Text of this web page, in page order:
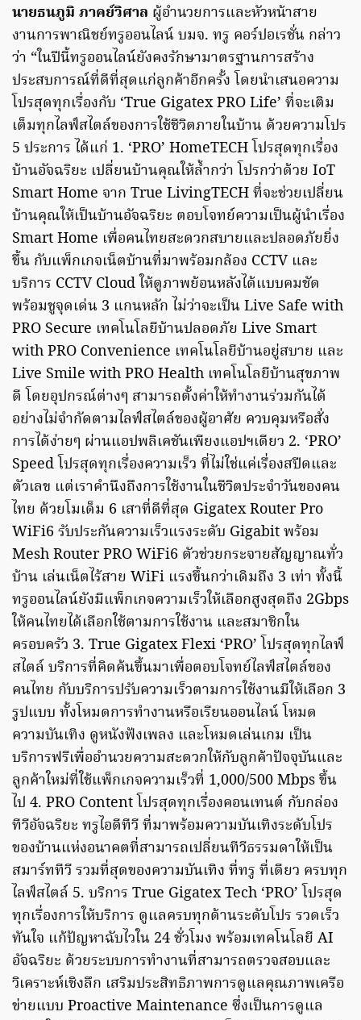
นายธนภูมิ ภาคย์วิศาล ผู้อำนวยการและหัวหน้าสาย
งานการพาณิชย์ทรูออนไลน์ บมจ. ทรู คอร์ปอเรชั่น กล่าว
ว่า “ในปีนี้ทรูออนไลน์ยังคงรักษามาตรฐานการสร้าง
ประสบการณ์ที่ดีที่สุดแก่ลูกค้าอีกครั้ง โดยนำเสนอความ
โปรสุดทุกเรื่องกับ ‘True Gigatex PRO Life’ ที่จะเติม
เต็มทุกไลฟ์สไตล์ของการใช้ชีวิตภายในบ้าน ด้วยความโปร
5 ประการ ได้แก่ 1. ‘PRO’ HomeTECH โปรสุดทุกเรื่อง
บ้านอัจฉริยะ เปลี่ยนบ้านคุณให้ล้ำกว่า โปรกว่าด้วย IoT
Smart Home จาก True LivingTECH ที่จะช่วยเปลี่ยน
บ้านคุณให้เป็นบ้านอัจฉริยะ ตอบโจทย์ความเป็นผู้นำเรื่อง
Smart Home เพื่อคนไทยสะดวกสบายและปลอดภัยยิ่ง
ขึ้น กับแพ็กเกจเน็ตบ้านที่มาพร้อมกล้อง CCTV และ
บริการ CCTV Cloud ให้ดูภาพย้อนหลังได้แบบคมชัด
พร้อมชูจุดเด่น 3 แกนหลัก ไม่ว่าจะเป็น Live Safe with
PRO Secure เทคโนโลยีบ้านปลอดภัย Live Smart
with PRO Convenience เทคโนโลยีบ้านอยู่สบาย และ
Live Smile with PRO Health เทคโนโลยีบ้านสุขภาพ
ดี โดยอุปกรณ์ต่างๆ สามารถตั้งค่าให้ทำงานร่วมกันได้
อย่างไม่จำกัดตามไลฟ์สไตล์ของผู้อาศัย ควบคุมหรือสั่ง
การได้ง่ายๆ ผ่านแอปพลิเคชันเพียงแอปฯเดียว 2. ‘PRO’
Speed โปรสุดทุกเรื่องความเร็ว ที่ไม่ใช่แค่เรื่องสปีดและ
ตัวเลข แต่เราคำนึงถึงการใช้งานในชีวิตประจำวันของคน
ไทย ด้วยโมเด็ม 6 เสาที่ดีที่สุด Gigatex Router Pro
WiFi6 รับประกันความเร็วแรงระดับ Gigabit พร้อม
Mesh Router PRO WiFi6 ตัวช่วยกระจายสัญญาณทั่ว
บ้าน เล่นเน็ตไร้สาย WiFi แรงขึ้นกว่าเดิมถึง 3 เท่า ทั้งนี้
ทรูออนไลน์ยังมีแพ็กเกจความเร็วให้เลือกสูงสุดถึง 2Gbps
ให้คนไทยได้เลือกใช้ตามการใช้งาน และสมาชิกใน
ครอบครัว 3. True Gigatex Flexi ‘PRO’ โปรสุดทุกไลฟ์
สไตล์ บริการที่คิดค้นขึ้นมาเพื่อตอบโจทย์ไลฟ์สไตล์ของ
คนไทย กับบริการปรับความเร็วตามการใช้งานมีให้เลือก 3
รูปแบบ ทั้งโหมดการทำงานหรือเรียนออนไลน์ โหมด
ความบันเทิง ดูหนังฟังเพลง และโหมดเล่นเกม เป็น
บริการฟรีเพื่ออำนวยความสะดวกให้กับลูกค้าปัจจุบันและ
ลูกค้าใหม่ที่ใช้แพ็กเกจความเร็วที่ 1,000/500 Mbps ขึ้น
ไป 4. PRO Content โปรสุดทุกเรื่องคอนเทนต์ กับกล่อง
ทีวีอัจฉริยะ ทรูไอดีทีวี ที่มาพร้อมความบันเทิงระดับโปร
ของบ้านแห่งอนาคตที่สามารถเปลี่ยนทีวีธรรมดาให้เป็น
สมาร์ททีวี รวมที่สุดของความบันเทิง ที่ทรู ที่เดียว ครบทุก
ไลฟ์สไตล์ 5. บริการ True Gigatex Tech ‘PRO’ โปรสุด
ทุกเรื่องการให้บริการ ดูแลครบทุกด้านระดับโปร รวดเร็ว
ทันใจ แก้ปัญหาฉับไวใน 24 ชั่วโมง พร้อมเทคโนโลยี AI
อัจฉริยะ ด้วยระบบการทำงานที่สามารถตรวจสอบและ
วิเคราะห์เชิงลึก เสริมประสิทธิภาพการดูแลคุณภาพเครือ
ข่ายแบบ Proactive Maintenance ซึ่งเป็นการดูแล